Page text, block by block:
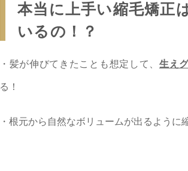
本当に上手い縮毛矯正
いるの！？
・髪が伸びてきたことも想定して、 生え
る！
・根元から自然なボリュームが出るように